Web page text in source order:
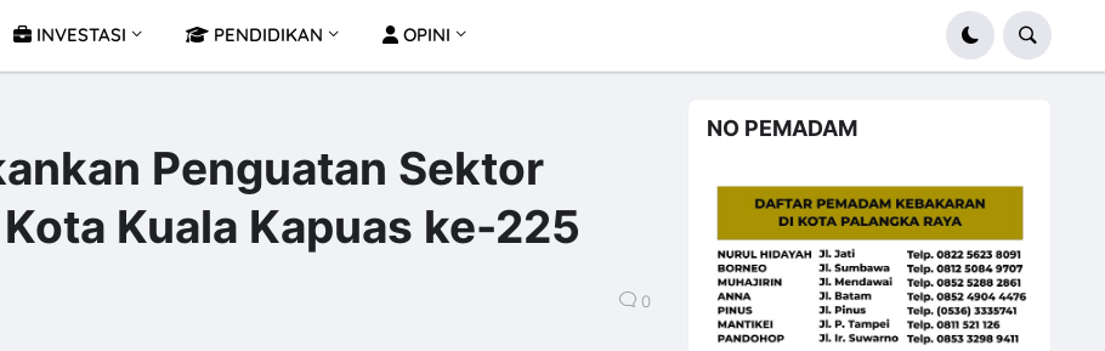
INVESTASI PENDIDIKAN OPINI
Penguatan Sektor
Kuala Kapuas ke-225
0
NO PEMADAM